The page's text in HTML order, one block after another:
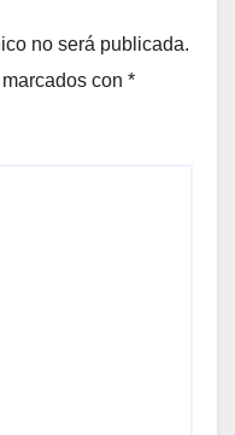
no será publicada.
con *